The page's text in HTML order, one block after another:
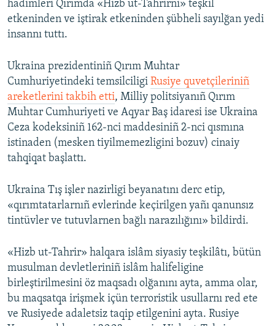
hadimleri Qırımda «Hizb ut-Tahrirni» teşkil
etkeninden ve iştirak etkeninden şübheli sayılğan yedi
insannı tuttı.
Ukraina prezidentiniñ Qırım Muhtar
Cumhuriyetindeki temsilciligi Rusiye quvetçileriniñ
areketlerini takbih etti, Milliy politsiyanıñ Qırım
Muhtar Cumhuriyeti ve Aqyar Baş idaresi ise Ukraina
Ceza kodeksiniñ 162-nci maddesiniñ 2-nci qısmına
istinaden (mesken tiyilmemezligini bozuv) cinaiy
tahqiqat başlattı.
Ukraina Tış işler nazirligi beyanatını derc etip,
«qırımtatarlarnıñ evlerinde keçirilgen yañı qanunsız
tintüvler ve tutuvlarnen bağlı narazılığını» bildirdi.
«Hizb ut-Tahrir» halqara islâm siyasiy teşkilâtı, bütün
musulman devletleriniñ islâm halifeligine
birleştirilmesini öz maqsadı olğanını ayta, amma olar,
bu maqsatqa irişmek içün terroristik usullarnı red ete
ve Rusiyede adaletsiz taqip etilgenini ayta. Rusiye